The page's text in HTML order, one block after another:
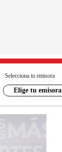
Selecciona tu emisora
Elige tu emisora